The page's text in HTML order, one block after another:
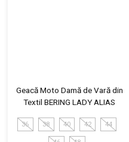
Geacă Moto Damă de Vară din
Textil BERING LADY ALIAS
36 38 40 42 44